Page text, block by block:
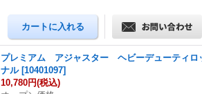
プレミアム アジャスター ヘビーデューティ
ナル [10401097]
10,780円(税込)